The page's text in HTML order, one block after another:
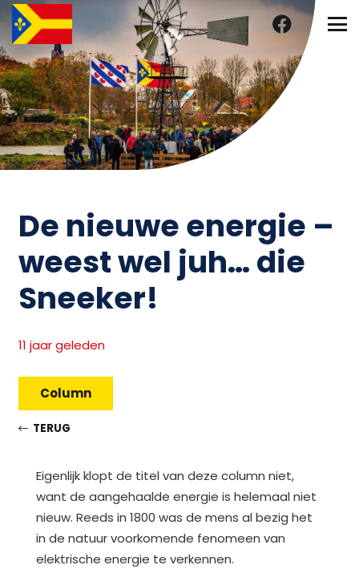
De nieuwe energie –
weest wel juh… die
Sneeker!
11 jaar geleden
Column
TERUG
Eigenlijk klopt de titel van deze column niet,
want de aangehaalde energie is helemaal niet
nieuw. Reeds in 1800 was de mens al bezig het
in de natuur voorkomende fenomeen van
elektrische energie te verkennen.